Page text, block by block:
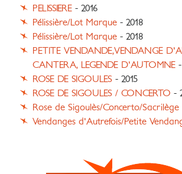
PELISSIERE - 2016
Pélissière/Lot Marque - 2018
Pélissière/Lot Marque - 2018
PETITE VENDANDE,VENDANGE
CANTERA, LEGENDE D'AUTOMNE
ROSE DE SIGOULES - 2015
ROSE DE SIGOULES / CONCERTO -
Rose de Sigoulès/Concerto/Sacrilège
Vendanges d'Autrefois/Petite